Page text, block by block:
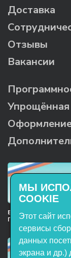
Доставка
Отзывы
Вакансии
Упрощённая
Оформление
Включён в реестр
ПО
МЫ
COOKIE
Этот сайт
сервисы
данных
экрана и др.)